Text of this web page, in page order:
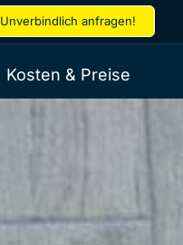
Unverbindlich anfragen!
Kosten & Preise